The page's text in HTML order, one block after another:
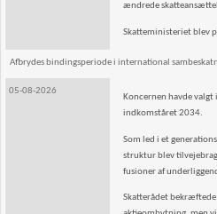
ændrede
Skatteministeriet blev
Afbrydes bindingsperiode i international
05-08-2026
Koncernen havde
indkomståret 2034.
Som led i et
struktur blev
fusioner af
Skatterådet